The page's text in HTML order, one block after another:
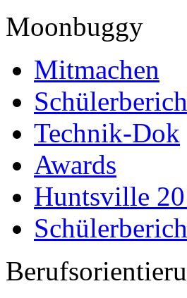
Moonbuggy
Mitmachen
Technik-Dok
Awards
Huntsville